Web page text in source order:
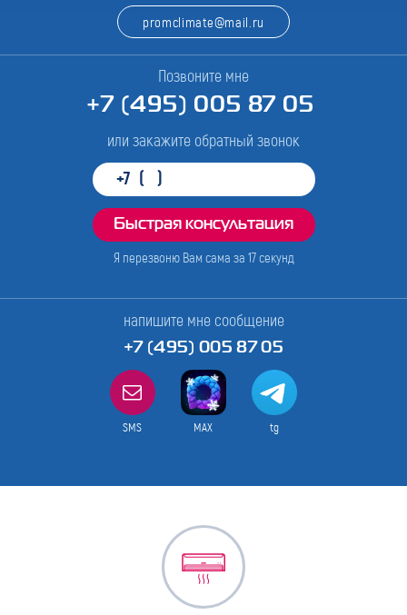
promclimate@mail.ru
Позвоните мне
+7 (495) 005 87 05
или закажите обратный звонок
Я перезвоню Вам сама за 17секунд
напишите мне сообщение
+7 (495) 005 87 05
SMS MAX tg